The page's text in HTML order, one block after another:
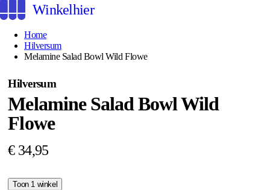
Winkelhier
Home
Hilversum
Melamine Salad Bowl Wild Flowe
Hilversum
Melamine Salad Bowl Wild
Flowe
€ 34,95
Toon 1 winkel